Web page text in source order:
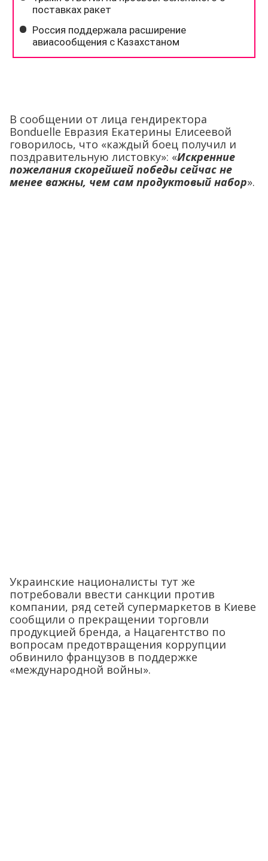
В сообщении от лица гендиректора
Bonduelle Евразия Екатерины Елисеевой
говорилось, что «каждый боец получил и
поздравительную листовку»: «Искренние
пожелания скорейшей победы сейчас не
менее важны, чем сам продуктовый набор».
Украинские националисты тут же
потребовали ввести санкции против
компании, ряд сетей супермаркетов в Киеве
сообщили о прекращении торговли
продукцией бренда, а Нацагентство по
вопросам предотвращения коррупции
обвинило французов в поддержке
«международной войны».